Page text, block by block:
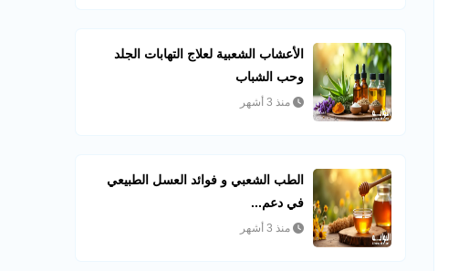
الأعشاب الشعبية لعلاج التهابات الجلد
وحب الشباب
منذ 3 أشهر
الطب الشعبي و فوائد العسل الطبيعي
في دعم...
منذ 3 أشهر